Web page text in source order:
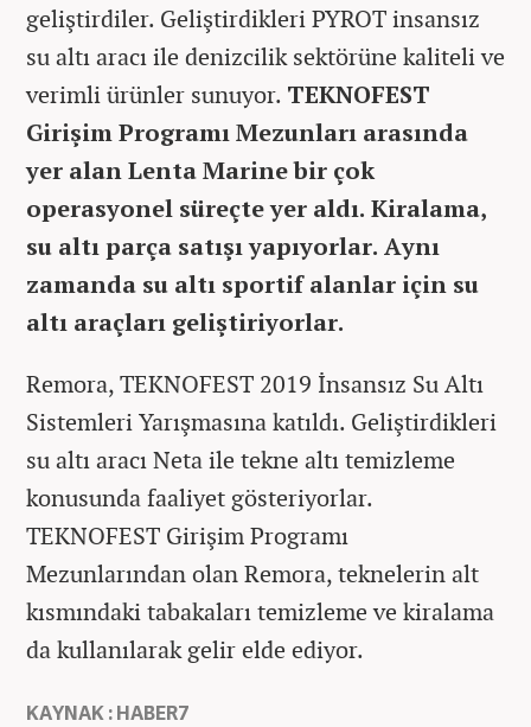
geliştirdiler. Geliştirdikleri PYROT insansız
su altı aracı ile denizcilik sektörüne kaliteli ve
verimli ürünler sunuyor. TEKNOFEST
Girişim Programı Mezunları arasında
yer alan Lenta Marine bir çok
operasyonel süreçte yer aldı. Kiralama,
su altı parça satışı yapıyorlar. Aynı
zamanda su altı sportif alanlar için su
altı araçları geliştiriyorlar.
Remora, TEKNOFEST 2019 İnsansız Su Altı
Sistemleri Yarışmasına katıldı. Geliştirdikleri
su altı aracı Neta ile tekne altı temizleme
konusunda faaliyet gösteriyorlar.
TEKNOFEST Girişim Programı
Mezunlarından olan Remora, teknelerin alt
kısmındaki tabakaları temizleme ve kiralama
da kullanılarak gelir elde ediyor.
KAYNAK : HABER7